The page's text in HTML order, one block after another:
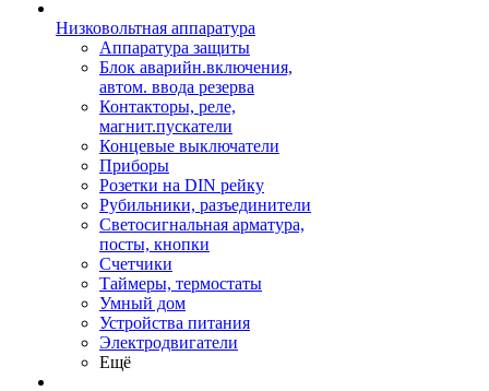
Низковольтная аппаратура
Аппаратура защиты
Блок аварийн.включения,
автом. ввода резерва
Контакторы, реле,
магнит.пускатели
Концевые выключатели
Приборы
Розетки на DIN рейку
Рубильники, разъединители
Светосигнальная арматура,
посты, кнопки
Счетчики
Таймеры, термостаты
Умный дом
Устройства питания
Электродвигатели
Ещё